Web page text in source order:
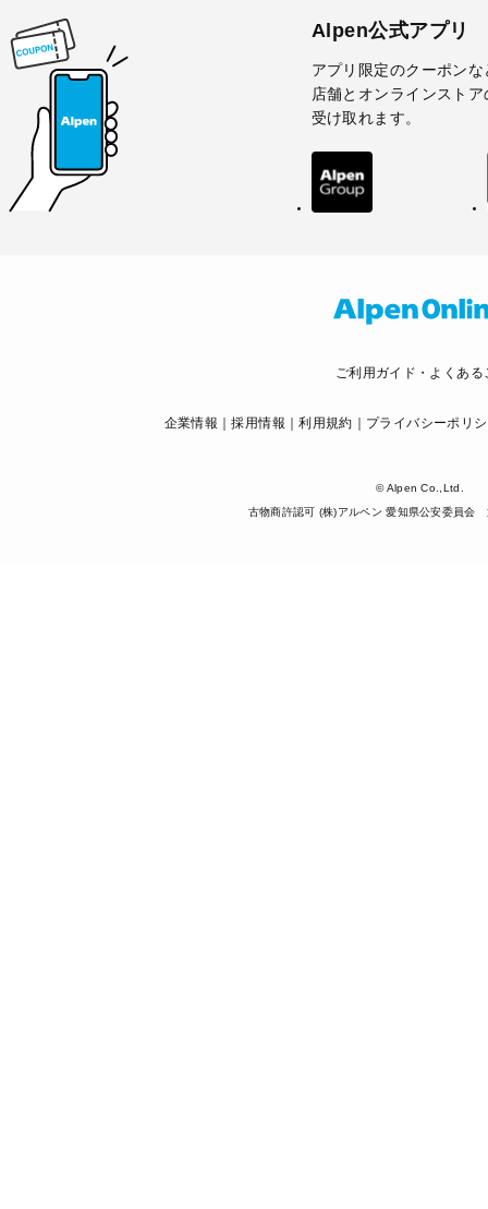
Alpen公式アプリ
アプリ限定のクーポンな
店舗とオンラインスト
受け取れます。
ご利用ガイド・よくある
企業情報 採用情報 利用規約 プライバシーポリ
© Alpen Co.,Ltd.
古物商許認可 (株)アルペン 愛知県公安委員